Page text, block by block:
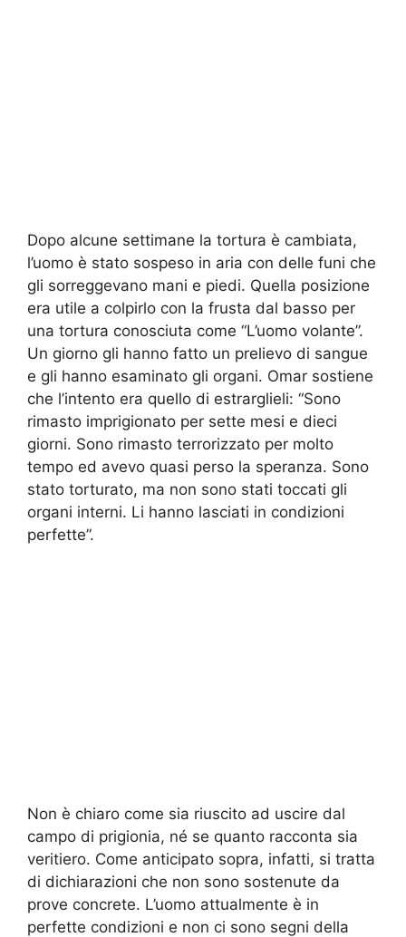
Dopo alcune settimane la tortura è cambiata,
l’uomo è stato sospeso in aria con delle funi che
gli sorreggevano mani e piedi. Quella posizione
era utile a colpirlo con la frusta dal basso per
una tortura conosciuta come “L’uomo volante”.
Un giorno gli hanno fatto un prelievo di sangue
e gli hanno esaminato gli organi. Omar sostiene
che l’intento era quello di estrarglieli: “Sono
rimasto imprigionato per sette mesi e dieci
giorni. Sono rimasto terrorizzato per molto
tempo ed avevo quasi perso la speranza. Sono
stato torturato, ma non sono stati toccati gli
organi interni. Li hanno lasciati in condizioni
perfette”.
Non è chiaro come sia riuscito ad uscire dal
campo di prigionia, né se quanto racconta sia
veritiero. Come anticipato sopra, infatti, si tratta
di dichiarazioni che non sono sostenute da
prove concrete. L’uomo attualmente è in
perfette condizioni e non ci sono segni della